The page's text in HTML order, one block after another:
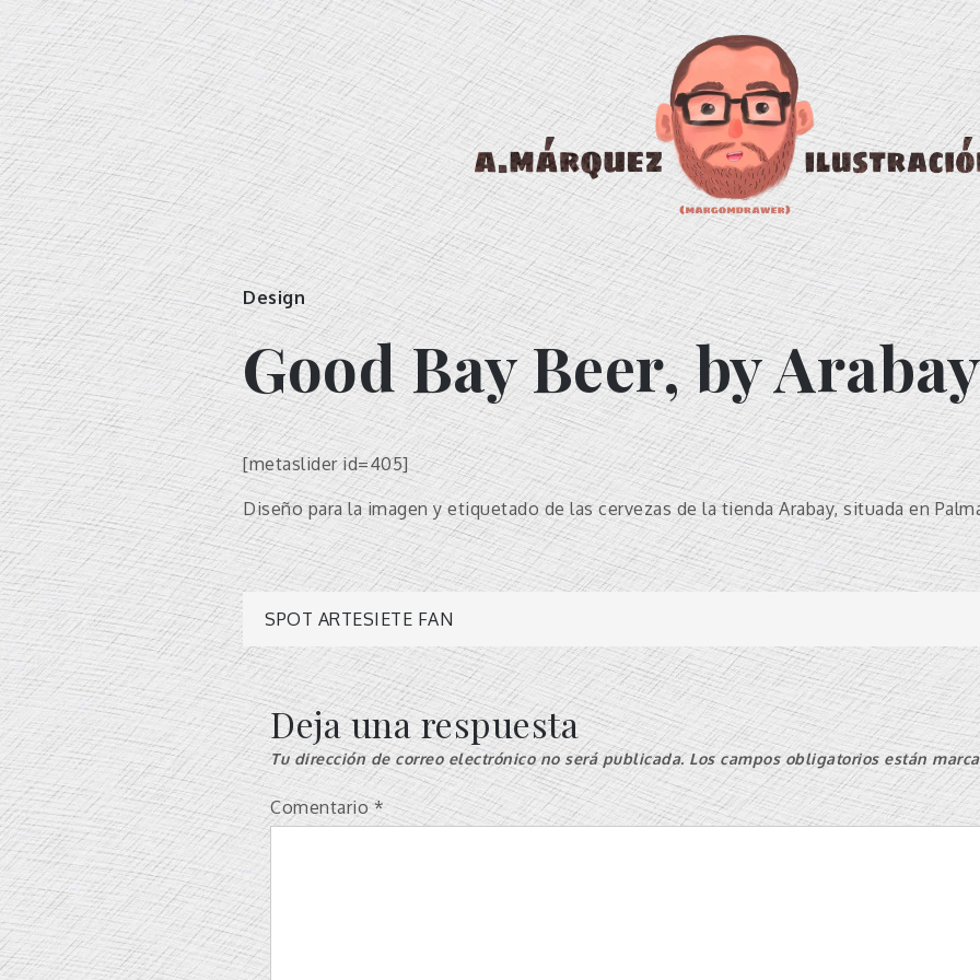
Skip
to
content
Margomdrawer
Ilustrador
Design
Good Bay Beer, by Arabay
[metaslider id=405]
Diseño para la imagen y etiquetado de las cervezas de la tienda Arabay, situada en
Navegación
de
entradas
SPOT ARTESIETE FAN
Deja una respuesta
Tu dirección de correo electrónico no será publicada. Los campos obligatorios están
Comentario*